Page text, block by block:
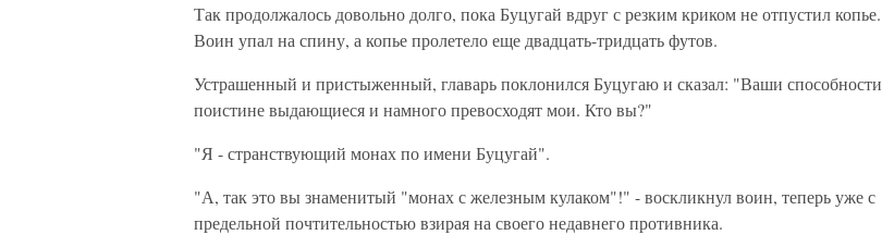
Так продолжалось довольно долго, пока Буцугай вдруг с резким криком не отпустил копье.
Воин упал на спину, а копье пролетело еще двадцать-тридцать футов.
Устрашенный и пристыженный, главарь поклонился Буцугаю и сказал: "Ваши способности
поистине выдающиеся и намного превосходят мои. Кто вы?"
"Я - странствующий монах по имени Буцугай".
"А, так это вы знаменитый "монах с железным кулаком"!" - воскликнул воин, теперь уже с
предельной почтительностью взирая на своего недавнего противника.